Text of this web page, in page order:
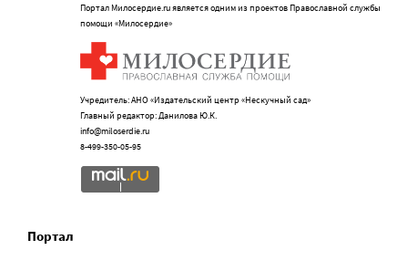
Портал Милосердие.ru является одним из проектов Православной службы
помощи «Милосердие»
Учредитель: АНО «Издательский центр «Нескучный сад»
Главный редактор: Данилова Ю.К.
info@miloserdie.ru
8-499-350-05-95
Портал